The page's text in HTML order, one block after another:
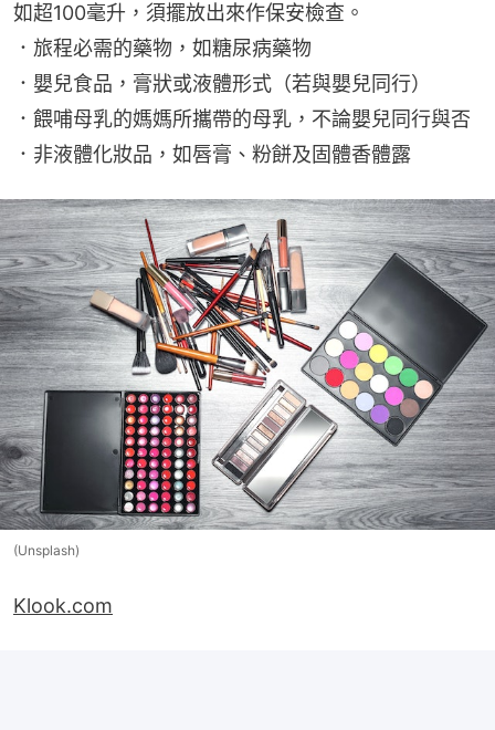
如超100毫升，須擺放出來作保安檢查。
．旅程必需的藥物，如糖尿病藥物
．嬰兒食品，膏狀或液體形式（若與嬰兒同行）
．餵哺母乳的媽媽所攜帶的母乳，不論嬰兒同行與否
．非液體化妝品，如唇膏、粉餅及固體香體露
(Unsplash)
Klook.com